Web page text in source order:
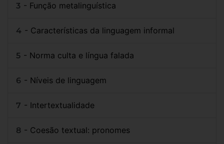
- Função metalinguística
- Características da linguagem informal
- Norma culta e língua falada
- Níveis de linguagem
- Intertextualidade
- Coesão textual: pronomes